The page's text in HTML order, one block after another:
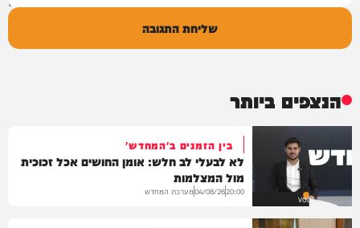
שליחת התגובה
הנצפים ביותר
VOD
בין הזמנים ב'המחדש'
לא לבעלי לב חלש: אומן החושים אכל זכוכית
מול המצלמות
20:00
04/08/26מערכת המחדש